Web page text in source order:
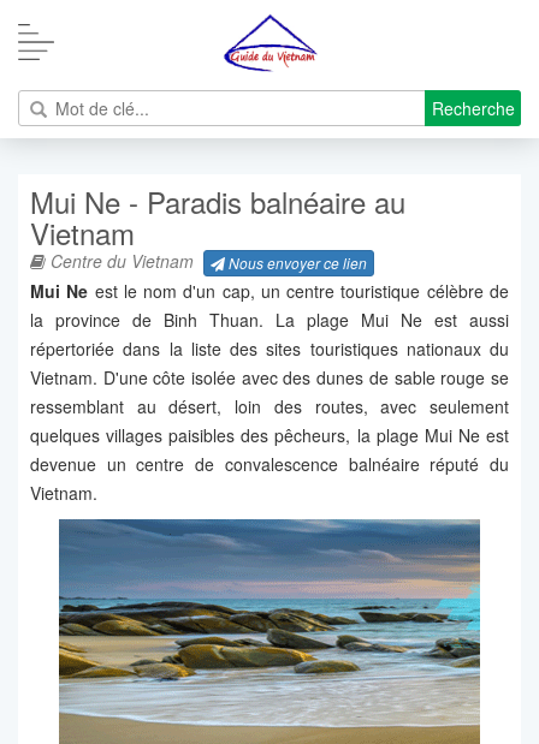
Recherche
Mui Ne - Paradis balnéaire au
Vietnam
Centre du Vietnam Nous envoyer ce lien
Mui Ne est le nom d'un cap, un centre touristique célèbre de
la province de Binh Thuan. La plage Mui Ne est aussi
répertoriée dans la liste des sites touristiques nationaux du
Vietnam. D'une côte isolée avec des dunes de sable rouge se
ressemblant au désert, loin des routes, avec seulement
quelques villages paisibles des pêcheurs, la plage Mui Ne est
devenue un centre de convalescence balnéaire réputé du
Vietnam.